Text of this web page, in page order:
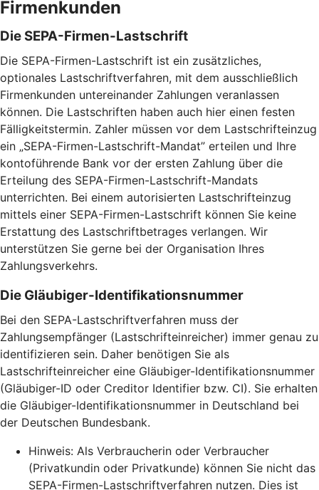
Firmenkunden
Die SEPA-Firmen-Lastschrift
Die SEPA-Firmen-Lastschrift ist ein zusätzliches,
optionales Lastschriftverfahren, mit dem ausschließlich
Firmenkunden untereinander Zahlungen veranlassen
können. Die Lastschriften haben auch hier einen festen
Fälligkeitstermin. Zahler müssen vor dem Lastschrifteinzug
ein „SEPA-Firmen-Lastschrift-Mandat” erteilen und Ihre
kontoführende Bank vor der ersten Zahlung über die
Erteilung des SEPA-Firmen-Lastschrift-Mandats
unterrichten. Bei einem autorisierten Lastschrifteinzug
mittels einer SEPA-Firmen-Lastschrift können Sie keine
Erstattung des Lastschriftbetrages verlangen. Wir
unterstützen Sie gerne bei der Organisation Ihres
Zahlungsverkehrs.
Die Gläubiger-Identifikationsnummer
Bei den SEPA-Lastschriftverfahren muss der
Zahlungsempfänger (Lastschrifteinreicher) immer genau zu
identifizieren sein. Daher benötigen Sie als
Lastschrifteinreicher eine Gläubiger-Identifikationsnummer
(Gläubiger-ID oder Creditor Identifier bzw. CI). Sie erhalten
die Gläubiger-Identifikationsnummer in Deutschland bei
der Deutschen Bundesbank.
Hinweis: Als Verbraucherin oder Verbraucher
(Privatkundin oder Privatkunde) können Sie nicht das
SEPA-Firmen-Lastschriftverfahren nutzen. Dies ist